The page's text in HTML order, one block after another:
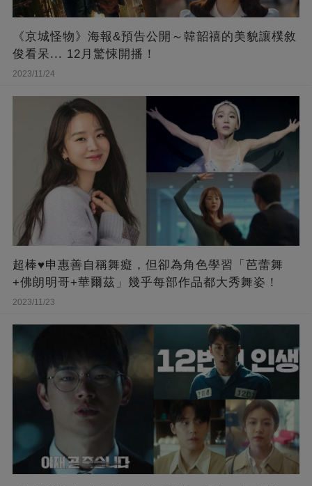
《京城怪物》海報&預告公開～韓韶禧的美貌讓樸敘
俊看呆... 12月驚悚開播！
2023/11/24
超棒♥申惠善自稱舞癡，但卻為角色學習「芭蕾舞
+佛朗明哥+華爾茲」幾乎每部作品都大秀舞姿！
2023/11/23